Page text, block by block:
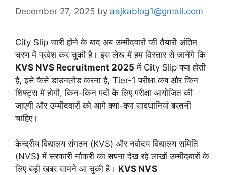
December 27, 2025 by aajkablog1@gmail.com
City Slip जारी होने के बाद अब उम्मीदवारों की तैयारी अंतिम
चरण में प्रवेश कर चुकी है। इस लेख में हम विस्तार से जानेंगे कि
KVS NVS Recruitment 2025 में City Slip क्या होती
है, इसे कैसे डाउनलोड करना है, Tier-1 परीक्षा कब और किन
शिफ्ट्स में होगी, किन-किन पदों के लिए परीक्षा आयोजित की
जाएगी और उम्मीदवारों को आगे क्या-क्या सावधानियां बरतनी
चाहिए।
केन्द्रीय विद्यालय संगठन (KVS) और नवोदय विद्यालय समिति
(NVS) में सरकारी नौकरी का सपना देख रहे लाखों उम्मीदवारों के
लिए बड़ी खबर सामने आ चुकी है। KVS NVS